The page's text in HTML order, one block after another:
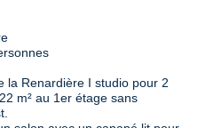
la Renardière I studio pour 2
m² au 1er étage sans